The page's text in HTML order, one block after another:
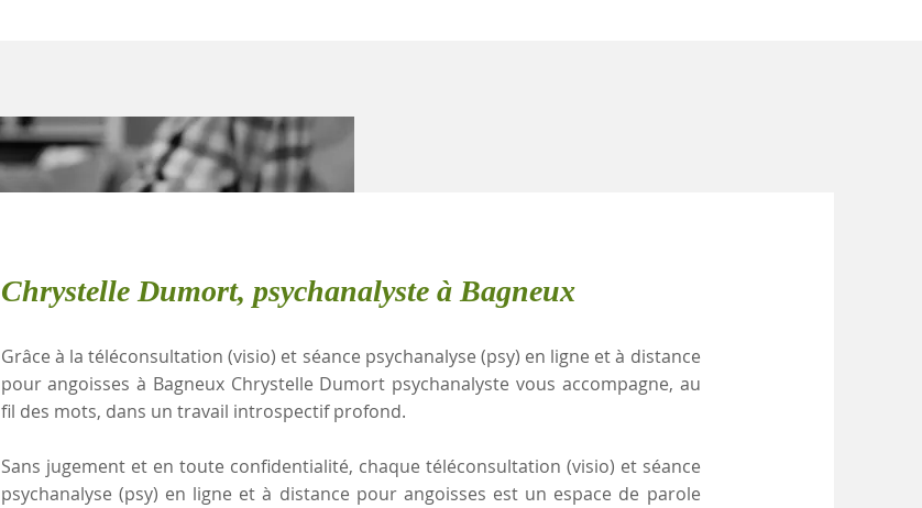
Chrystelle Dumort, psychanalyste à Bagneux
Grâce à la téléconsultation (visio) et séance psychanalyse (psy) en ligne et à distance
pour angoisses à Bagneux Chrystelle Dumort psychanalyste vous accompagne, au
fil des mots, dans un travail introspectif profond.
Sans jugement et en toute confidentialité, chaque téléconsultation (visio) et séance
psychanalyse (psy) en ligne et à distance pour angoisses est un espace de parole